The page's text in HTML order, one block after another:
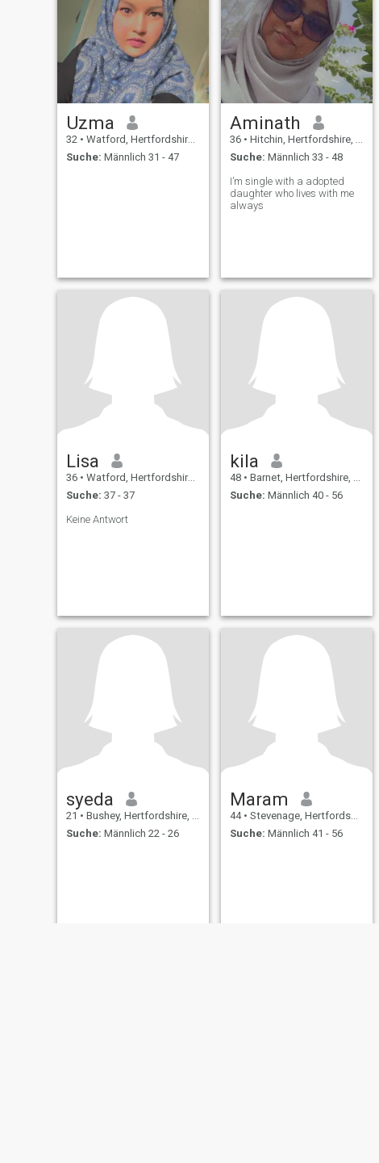
Uzma
32 • Watford, Hertfordshire, Grossbritannien
Suche: Männlich 31 - 47
Aminath
36 • Hitchin, Hertfordshire, Grossbritannien
Suche: Männlich 33 - 48
I’m single with a adopted
daughter who lives with me
always
Lisa
36 • Watford, Hertfordshire, Grossbritannien
Suche: 37 - 37
Keine Antwort
kila
48 • Barnet, Hertfordshire, Grossbritannien
Suche: Männlich 40 - 56
syeda
21 • Bushey, Hertfordshire, Grossbritannien
Suche: Männlich 22 - 26
Maram
44 • Stevenage, Hertfordshire, Grossbritannien
Suche: Männlich 41 - 56